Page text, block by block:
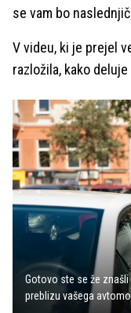
se vam bo
V videu, ki je prejel
razložila, kako
Gotovo ste se že
preblizu vašega